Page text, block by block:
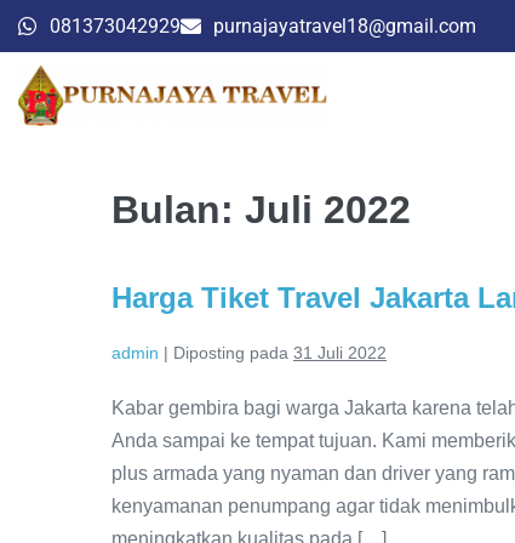
081373042929 purnajayatravel18@gmail.com
Bulan: Juli 2022
Harga Tiket Travel Jakarta
admin | Diposting pada 31 Juli 2022
Kabar gembira bagi warga Jakarta karena
Anda sampai ke tempat tujuan. Kami
plus armada yang nyaman dan driver yang
kenyamanan penumpang agar tidak
meningkatkan kualitas pada […]